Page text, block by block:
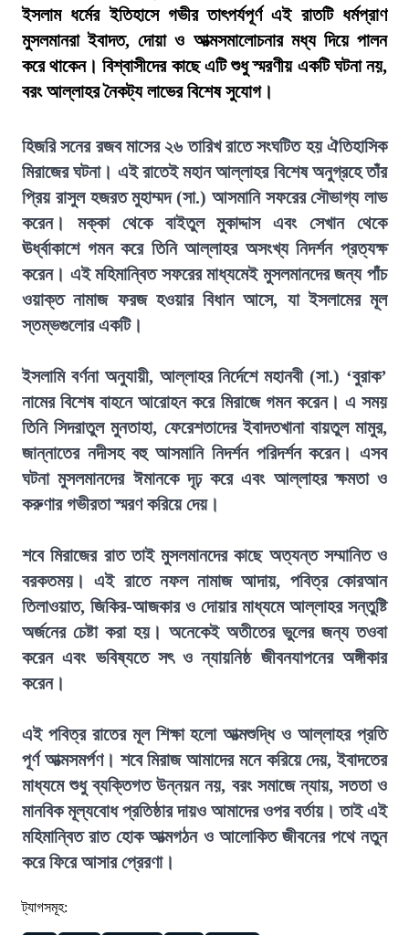
ইসলাম ধর্মের ইতিহাসে গভীর তাৎপর্যপূর্ণ এই রাতটি ধর্মপ্রাণ
মুসলমানরা ইবাদত, দোয়া ও আত্মসমালোচনার মধ্য দিয়ে পালন
করে থাকেন। বিশ্বাসীদের কাছে এটি শুধু স্মরণীয় একটি ঘটনা নয়,
বরং আল্লাহর নৈকট্য লাভের বিশেষ সুযোগ।
হিজরি সনের রজব মাসের ২৬ তারিখ রাতে সংঘটিত হয় ঐতিহাসিক
মিরাজের ঘটনা। এই রাতেই মহান আল্লাহর বিশেষ অনুগ্রহে তাঁর
প্রিয় রাসুল হজরত মুহাম্মদ (সা.) আসমানি সফরের সৌভাগ্য লাভ
করেন। মক্কা থেকে বাইতুল মুকাদ্দাস এবং সেখান থেকে
ঊর্ধ্বাকাশে গমন করে তিনি আল্লাহর অসংখ্য নিদর্শন প্রত্যক্ষ
করেন। এই মহিমান্বিত সফরের মাধ্যমেই মুসলমানদের জন্য পাঁচ
ওয়াক্ত নামাজ ফরজ হওয়ার বিধান আসে, যা ইসলামের মূল
স্তম্ভগুলোর একটি।
ইসলামি বর্ণনা অনুযায়ী, আল্লাহর নির্দেশে মহানবী (সা.) ‘বুরাক’
নামের বিশেষ বাহনে আরোহন করে মিরাজে গমন করেন। এ সময়
তিনি সিদরাতুল মুনতাহা, ফেরেশতাদের ইবাদতখানা বায়তুল মামুর,
জান্নাতের নদীসহ বহু আসমানি নিদর্শন পরিদর্শন করেন। এসব
ঘটনা মুসলমানদের ঈমানকে দৃঢ় করে এবং আল্লাহর ক্ষমতা ও
করুণার গভীরতা স্মরণ করিয়ে দেয়।
শবে মিরাজের রাত তাই মুসলমানদের কাছে অত্যন্ত সম্মানিত ও
বরকতময়। এই রাতে নফল নামাজ আদায়, পবিত্র কোরআন
তিলাওয়াত, জিকির-আজকার ও দোয়ার মাধ্যমে আল্লাহর সন্তুষ্টি
অর্জনের চেষ্টা করা হয়। অনেকেই অতীতের ভুলের জন্য তওবা
করেন এবং ভবিষ্যতে সৎ ও ন্যায়নিষ্ঠ জীবনযাপনের অঙ্গীকার
করেন।
এই পবিত্র রাতের মূল শিক্ষা হলো আত্মশুদ্ধি ও আল্লাহর প্রতি
পূর্ণ আত্মসমর্পণ। শবে মিরাজ আমাদের মনে করিয়ে দেয়, ইবাদতের
মাধ্যমে শুধু ব্যক্তিগত উন্নয়ন নয়, বরং সমাজে ন্যায়, সততা ও
মানবিক মূল্যবোধ প্রতিষ্ঠার দায়ও আমাদের ওপর বর্তায়। তাই এই
মহিমান্বিত রাত হোক আত্মগঠন ও আলোকিত জীবনের পথে নতুন
করে ফিরে আসার প্রেরণা।
ট্যাগসমূহ: